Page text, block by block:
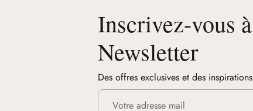
Inscrivez-vous
Newsletter
Des offres exclusives et des